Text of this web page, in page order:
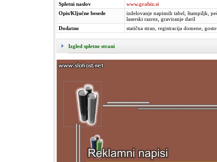
Spletni naslov
www.grabiz.si
Opis/Ključne besede
izdelovanje napisnih tabel, štampiljk,
laserski razrez, graviranje daril
Dodatno
statična stran, registracija domene,
Izgled spletne strani